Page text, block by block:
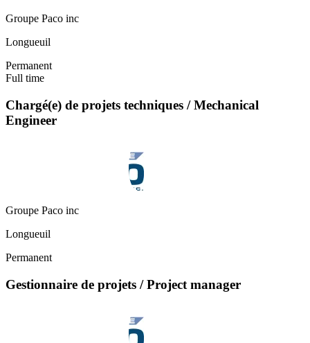
Groupe Paco inc
Longueuil
Permanent
Full time
Chargé(e) de projets techniques / Mechanical
Engineer
Groupe Paco inc
Longueuil
Permanent
Gestionnaire de projets / Project manager